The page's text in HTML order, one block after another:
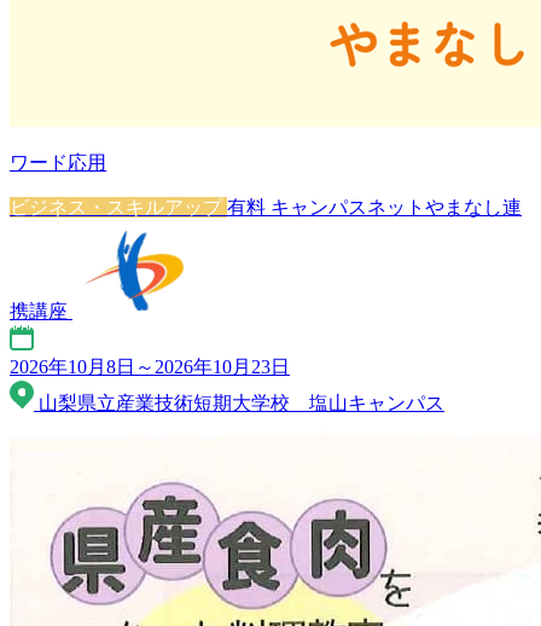
ワード応用
ビジネス・スキルアップ有料 キャンパスネットやまなし連
携講座
2026年10月8日～2026年10月23日
山梨県立産業技術短期大学校 塩山キャンパス